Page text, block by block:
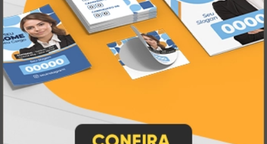
Tecnologia de Ponta em Impressão
Personalizada
Na Atual Card
, você tem total liberdade para
enviar sua arte nos principais formatos dos
softwares gráficos mais utilizados, como
Illustrator (AI)
impressão PDF/X-4
Canva, basta salvar em um dos formatos
disponíveis na plataforma e enviar seus